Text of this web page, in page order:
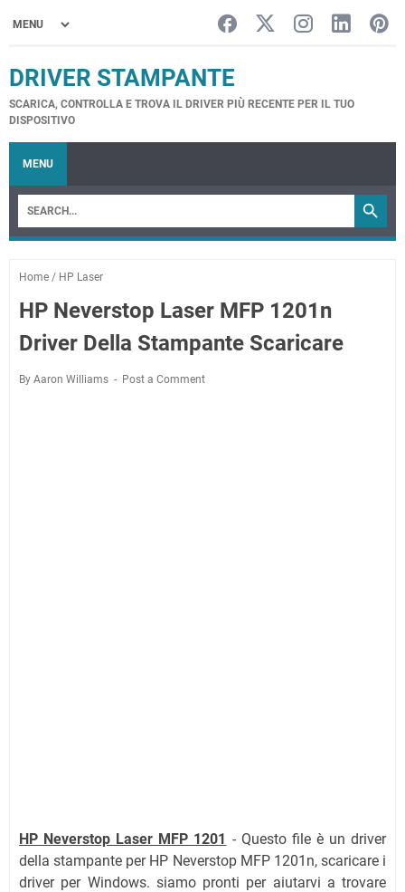
DRIVER STAMPANTE
SCARICA, CONTROLLA E TROVA IL DRIVER PIÙ RECENTE PER IL TUO
DISPOSITIVO
MENU
Home / HP Laser
HP Neverstop Laser MFP 1201n
Driver Della Stampante Scaricare
By Aaron Williams Post a Comment
HP Neverstop Laser MFP 1201 - Questo file è un driver
della stampante per HP Neverstop MFP 1201n, scaricare i
driver per Windows. siamo pronti per aiutarvi a trovare